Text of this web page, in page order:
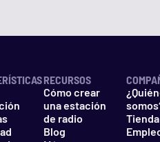
RECURSOS
Cómo crear
una estación
de radio
Blog
Tienda